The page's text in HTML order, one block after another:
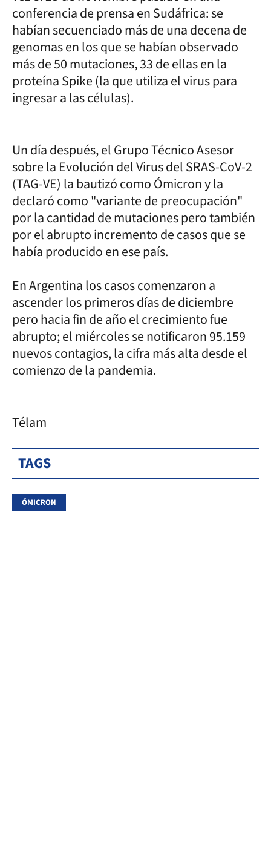
conferencia de prensa en Sudáfrica: se
habían secuenciado más de una decena de
genomas en los que se habían observado
más de 50 mutaciones, 33 de ellas en la
proteína Spike (la que utiliza el virus para
ingresar a las células).
Un día después, el Grupo Técnico Asesor
sobre la Evolución del Virus del SRAS-CoV-2
(TAG-VE) la bautizó como Ómicron y la
declaró como "variante de preocupación"
por la cantidad de mutaciones pero también
por el abrupto incremento de casos que se
había producido en ese país.
En Argentina los casos comenzaron a
ascender los primeros días de diciembre
pero hacia fin de año el crecimiento fue
abrupto; el miércoles se notificaron 95.159
nuevos contagios, la cifra más alta desde el
comienzo de la pandemia.
Télam
TAGS
ÓMICRON